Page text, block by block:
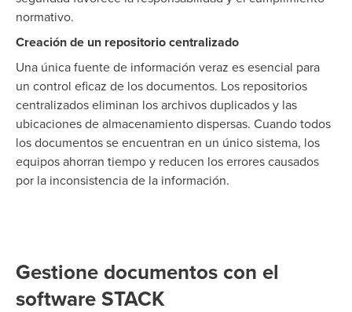
normativo.
Creación de un repositorio centralizado
Una única fuente de información veraz es esencial para
un control eficaz de los documentos. Los repositorios
centralizados eliminan los archivos duplicados y las
ubicaciones de almacenamiento dispersas. Cuando todos
los documentos se encuentran en un único sistema, los
equipos ahorran tiempo y reducen los errores causados
por la inconsistencia de la información.
Gestione documentos con el
software STACK